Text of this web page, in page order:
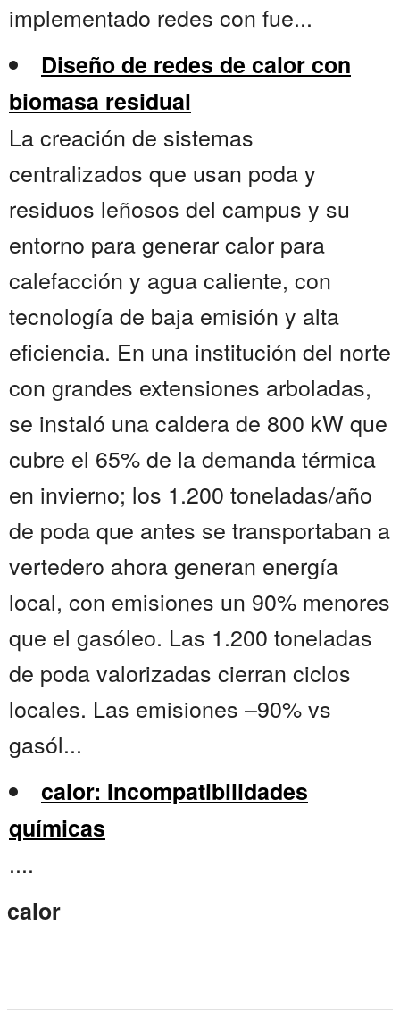
implementado redes con fue...
Diseño de redes de calor con
biomasa residual
La creación de sistemas
centralizados que usan poda y
residuos leñosos del campus y su
entorno para generar calor para
calefacción y agua caliente, con
tecnología de baja emisión y alta
eficiencia. En una institución del norte
con grandes extensiones arboladas,
se instaló una caldera de 800 kW que
cubre el 65% de la demanda térmica
en invierno; los 1.200 toneladas/año
de poda que antes se transportaban a
vertedero ahora generan energía
local, con emisiones un 90% menores
que el gasóleo. Las 1.200 toneladas
de poda valorizadas cierran ciclos
locales. Las emisiones –90% vs
gasól...
calor: Incompatibilidades
químicas
....
calor